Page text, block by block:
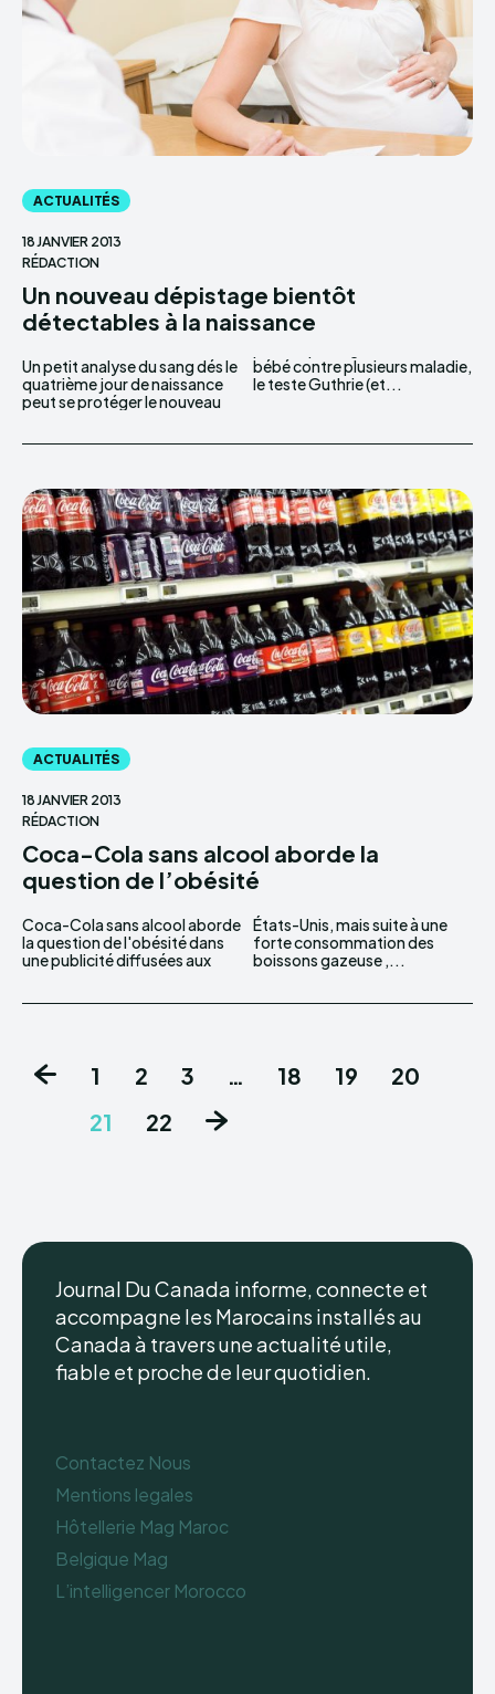
ACTUALITÉS
18 JANVIER 2013
RÉDACTION
Un nouveau dépistage bientôt
détectables à la naissance
Un petit analyse du sang dés le
quatrième jour de naissance
peut se protéger le nouveau
bébé contre plusieurs maladie,
le teste Guthrie (et...
ACTUALITÉS
18 JANVIER 2013
RÉDACTION
Coca-Cola sans alcool aborde la
question de l’obésité
Coca-Cola sans alcool aborde
la question de l'obésité dans
une publicité diffusées aux
États-Unis, mais suite à une
forte consommation des
boissons gazeuse ,...
1 2 3 … 18 19
20
21
22
Journal Du Canada informe, connecte et
accompagne les Marocains installés au
Canada à travers une actualité utile,
fiable et proche de leur quotidien.
Contactez Nous
Mentions legales
Hôtellerie Mag Maroc
Belgique Mag
L’intelligencer Morocco